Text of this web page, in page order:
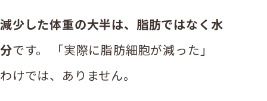
減少した体重の大半は、脂肪ではなく水
分です。 「実際に脂肪細胞が減った」
わけでは、ありません。